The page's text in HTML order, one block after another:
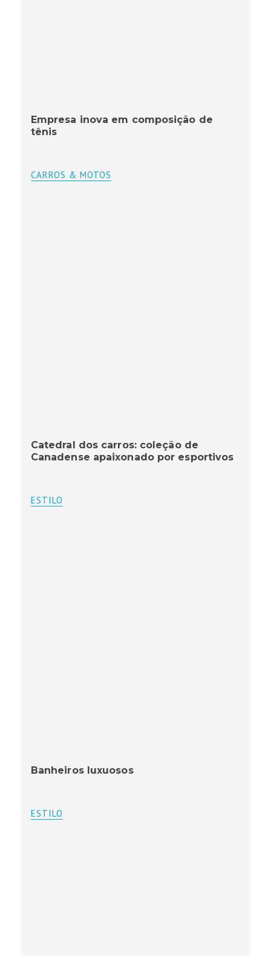
Empresa inova em composição de
tênis
CARROS & MOTOS
Catedral dos carros: coleção de
Canadense apaixonado por esportivos
ESTILO
Banheiros luxuosos
ESTILO